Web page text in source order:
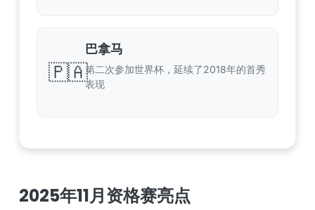
🇵🇦
巴拿马
第二次参加世界杯，延续了2018年的首秀
表现
2025年11月资格赛亮点